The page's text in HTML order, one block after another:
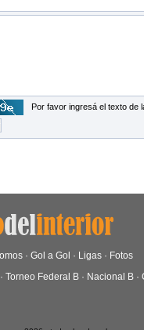
Por favor ingresá el texto de
· Gol a Gol · Ligas · Fotos
Torneo Federal B · Nacional B ·